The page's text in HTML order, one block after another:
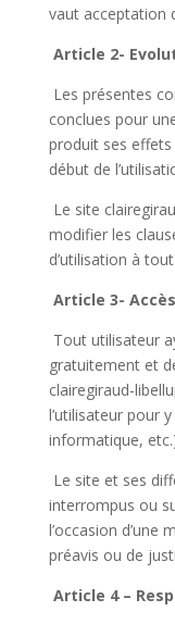
vaut acceptation
Article 2-
Les présentes
conclues pour
produit ses effets
début de
Le site
modifier les
d’utilisation à
Article 3-
Tout utilisateur
gratuitement et
clairegiraud-
l’utilisateur pour
informatique,
Le site et ses
interrompus ou
l’occasion d’une
préavis ou de
Article 4 –